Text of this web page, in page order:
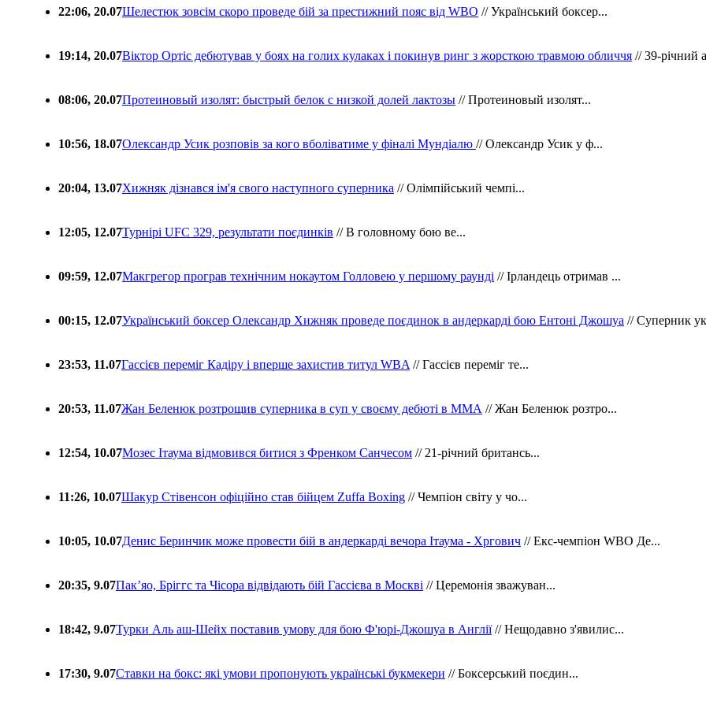
22:06, 20.07Шелестюк зовсім скоро проведе бій за престижний пояс від WBO // Український боксер...
19:14, 20.07Віктор Ортіс дебютував у боях на голих кулаках і покинув ринг з жорсткою травмою обличчя // 39-річний
08:06, 20.07Протеиновый изолят: быстрый белок с низкой долей лактозы // Протеиновый изолят...
10:56, 18.07Олександр Усик розповів за кого вболіватиме у фіналі Мундіалю // Олександр Усик у ф...
20:04, 13.07Хижняк дізнався ім'я свого наступного суперника // Олімпійський чемпі...
12:05, 12.07Турнірі UFC 329, результати поєдинків // В головному бою ве...
09:59, 12.07Макгрегор програв технічним нокаутом Голловею у першому раунді // Ірландець отримав ...
00:15, 12.07Український боксер Олександр Хижняк проведе поєдинок в андеркарді бою Ентоні Джошуа // Суперник
23:53, 11.07Гассієв переміг Кадіру і вперше захистив титул WBA // Гассієв переміг те...
20:53, 11.07Жан Беленюк розтрощив суперника в суп у своєму дебюті в ММА // Жан Беленюк розтро...
12:54, 10.07Мозес Ітаума відмовився битися з Френком Санчесом // 21-річний британсь...
11:26, 10.07Шакур Стівенсон офіційно став бійцем Zuffa Boxing // Чемпіон світу у чо...
10:05, 10.07Денис Беринчик може провести бій в андеркарді вечора Ітаума - Хргович // Екс-чемпіон WBO Де...
20:35, 9.07Пакʼяо, Бріггс та Чісора відвідають бій Гассієва в Москві // Церемонія зважуван...
18:42, 9.07Турки Аль аш-Шейх поставив умову для бою Ф'юрі-Джошуа в Англії// Нещодавно з'явилис...
17:30, 9.07Ставки на бокс: які умови пропонують українські букмекери // Боксерський поєдин...